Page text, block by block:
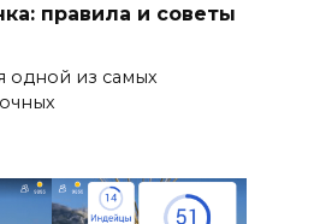
правила и советы
одной из самых